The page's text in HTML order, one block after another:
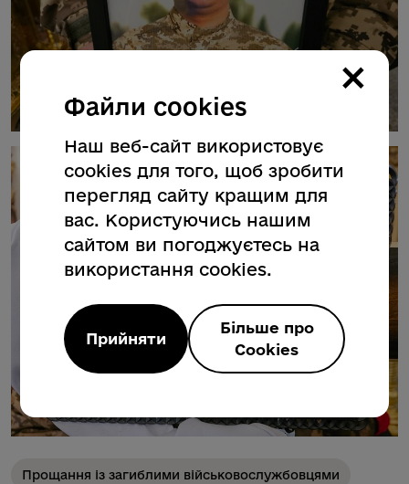
Прощання із загиблими військовослужбовцями
×
Файли cookies
Наш веб-сайт використовує
cookies для того, щоб зробити
перегляд сайту кращим для
вас. Користуючись нашим
сайтом ви погоджуєтесь на
використання cookies.
Прийняти
Більше про
Cookies